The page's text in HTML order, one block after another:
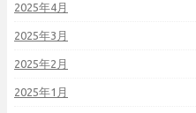
2025年4月
2025年3月
2025年2月
2025年1月